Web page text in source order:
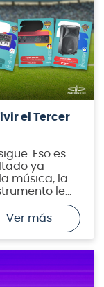
el Tercer
Eso es
ya
música, la
le
música
cultura. Por